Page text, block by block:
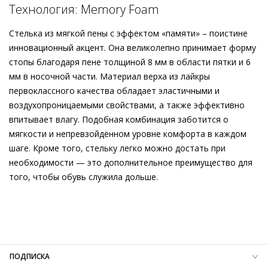
Подробнее о сервисе можно узнать на
Технология: Memory Foam
Стелька из мягкой пены с эффектом «памяти» – поистине
инновационный акцент. Она великолепно принимает форму
стопы благодаря пене толщиной 8 мм в области пятки и 6
мм в носочной части. Материал верха из лайкры
первоклассного качества обладает эластичными и
воздухопроницаемыми свойствами, а также эффективно
впитывает влагу. Подобная комбинация заботится о
мягкости и непревзойдённом уровне комфорта в каждом
шаге. Кроме того, стельку легко можно достать при
необходимости — это дополнительное преимущество для
того, чтобы обувь служила дольше.
Материал подошвы
ПОДПИСКА